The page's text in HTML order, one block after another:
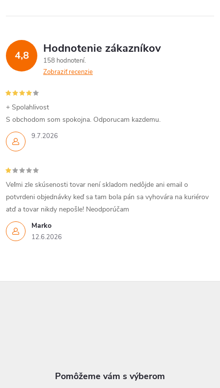
4,8 Hodnotenie zákazníkov
158 hodnotení
Zobraziť recenzie
9.7.2026
+ Spolahlivost
S obchodom som spokojna. Odporucam kazdemu.
Marko
12.6.2026
Veľmi zle skúsenosti tovar není skladom nedôjde ani email o
potvrdeni objednávky keď sa tam bola pán sa vyhovára na kuriérov
atď a tovar nikdy nepošle! Neodporúčam